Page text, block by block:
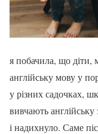
я побачила, що діти,
англійську мову у
у різних садочках,
вивчають
і надихнуло. Саме